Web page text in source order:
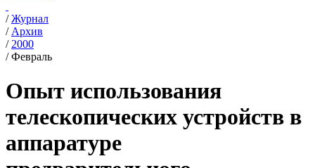
/Журнал
/ Архив
/ 2000
/Февраль
Опыт использования
телескопических устройств в
аппаратуре